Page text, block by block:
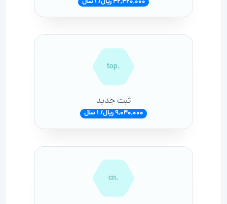
.top
ثبت جدید
9,040,000 ریال/ 1 سال
.cn